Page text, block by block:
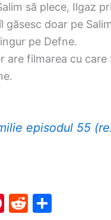
să plece, Ilgaz
găsesc doar pe
pe Defne.
are filmarea cu
episodul 55
Pi R